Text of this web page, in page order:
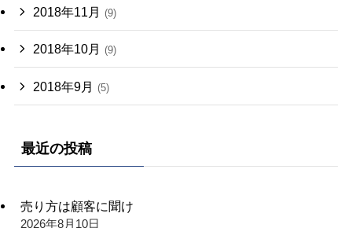
2018年11月 (9)
2018年10月 (9)
2018年9月 (5)
最近の投稿
売り方は顧客に聞け
2026年8月10日